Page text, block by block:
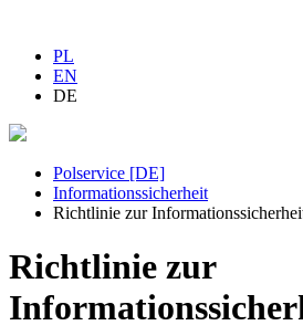
PL
EN
DE
Polservice [DE]
Informationssicherheit
Richtlinie zur
Richtlinie zur